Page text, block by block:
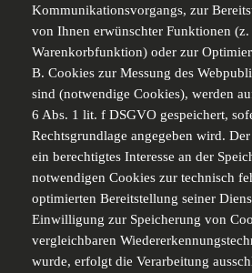
Kommunikationsvorgangs, zur
von Ihnen erwünschter Funktionen
Warenkorbfunktion) oder zur
B. Cookies zur Messung des
sind (notwendige Cookies), werden
6 Abs. 1 lit. f DSGVO gespeichert,
Rechtsgrundlage angegeben wird.
ein berechtigtes Interesse an der
notwendigen Cookies zur technisch
optimierten Bereitstellung seiner
Einwilligung zur Speicherung von
vergleichbaren
wurde, erfolgt die Verarbeitung